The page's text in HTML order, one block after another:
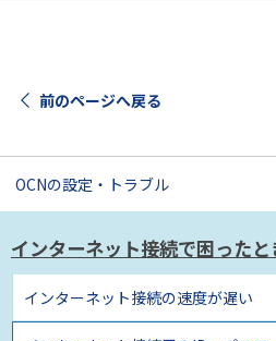
前のページへ戻る
OCNの設定・トラブル
インターネット接続で困ったと
インターネット接続の速度が遅い